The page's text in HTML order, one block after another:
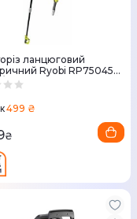
ланцюговий
Ryobi RP750450,
+ кусторiз, шина
499 ₴
₴